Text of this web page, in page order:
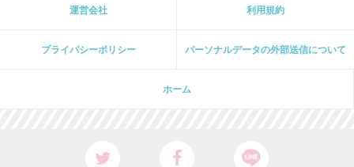
運営会社 利用規約
プライパシーポリシー パーソナルデータの外部送信について
ホーム